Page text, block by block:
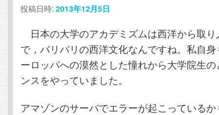
投稿日時:2013年12月5日
日本の大学のアカデミズムは西洋から取
で，バリバリの西洋文化なんですね。私自
ーロッパへの漠然とした憧れから大学院生
ンスをやっていました。
アマゾンのサーバでエラーが起こっている